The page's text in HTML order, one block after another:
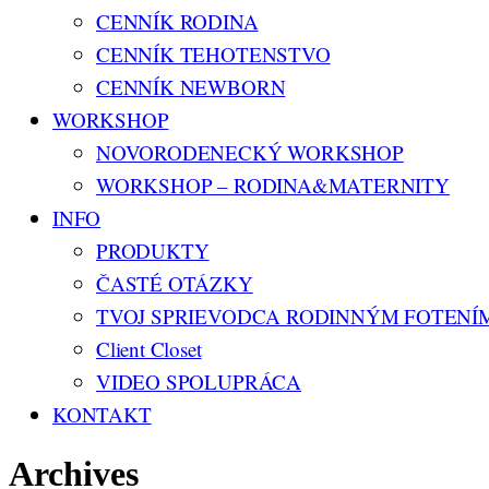
CENNÍK RODINA
CENNÍK TEHOTENSTVO
CENNÍK NEWBORN
WORKSHOP
NOVORODENECKÝ WORKSHOP
WORKSHOP – RODINA&MATERNITY
INFO
PRODUKTY
ČASTÉ OTÁZKY
TVOJ SPRIEVODCA RODINNÝM
Client Closet
VIDEO SPOLUPRÁCA
KONTAKT
Archives